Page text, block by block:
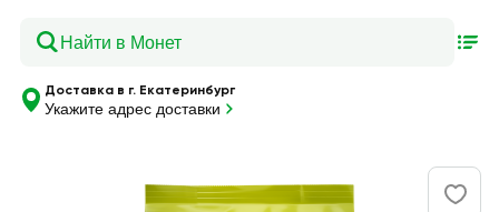
Доставка в г. Екатеринбург
Укажите адрес доставки